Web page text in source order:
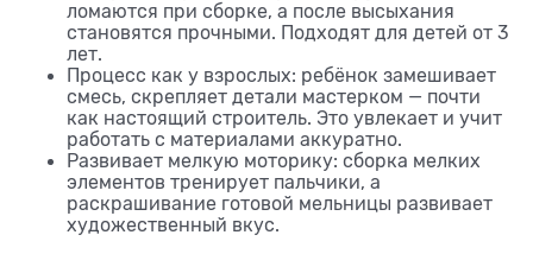
ломаются при сборке, а после высыхания
становятся прочными. Подходят для детей от 3
лет.
Процесс как у взрослых: ребёнок замешивает
смесь, скрепляет детали мастерком — почти
как настоящий строитель. Это увлекает и учит
работать с материалами аккуратно.
Развивает мелкую моторику: сборка мелких
элементов тренирует пальчики, а
раскрашивание готовой мельницы развивает
художественный вкус.